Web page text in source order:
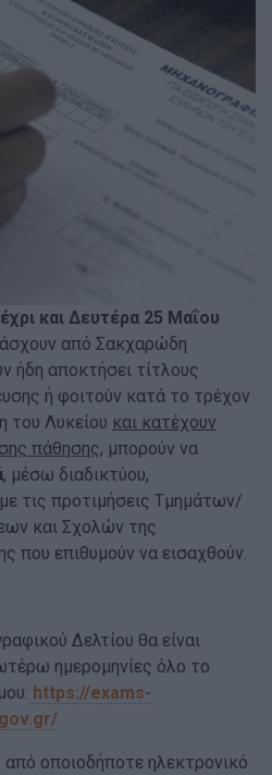
και Δευτέρα 25 Μαΐου
από Σακχαρώδη
ήδη αποκτήσει τίτλους
ή φοιτούν κατά το τρέχον
του Λυκείου και κατέχουν
πάθησης, μπορούν να
, μέσω διαδικτύου,
με τις προτιμήσεις Τμημάτων/
και Σχολών της
που επιθυμούν να εισαχθούν.
Δελτίου θα είναι
ημερομηνίες όλο το
https://exams-
οποιοδήποτε ηλεκτρονικό